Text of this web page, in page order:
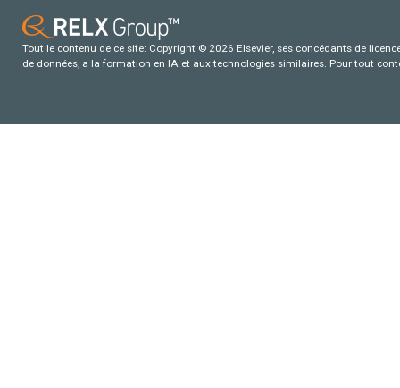
Tout le contenu de ce site: Copyright © 2026 Elsevier, ses concédants de
de données, a la formation en IA et aux technologies similaires. Pour tout